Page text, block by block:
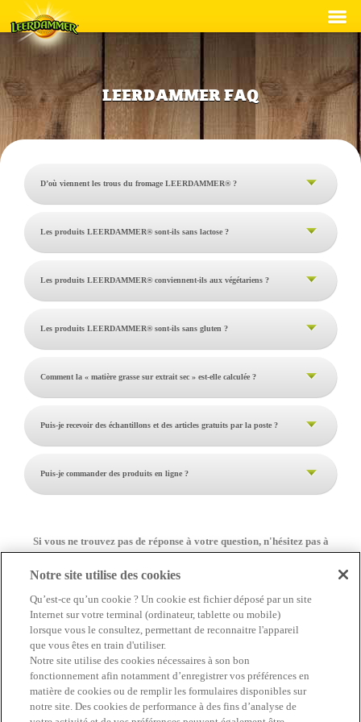
Produits
Développement durable
LEERDAMMER FAQ
D’où viennent les trous du fromage LEERDAMMER® ?
Les produits LEERDAMMER® sont-ils sans lactose ?
Les produits LEERDAMMER® conviennent-ils aux végétariens ?
Les produits LEERDAMMER® sont-ils sans gluten ?
Comment la « matière grasse sur extrait sec » est-elle calculée ?
Puis-je recevoir des échantillons et des articles gratuits par la poste ?
Puis-je commander des produits en ligne ?
Si vous ne trouvez pas de réponse à votre question, n'hésitez pas à
prendre contact avec notre service consommateur!
Notre site utilise des cookies
Qu’est-ce qu’un cookie ? Un cookie est fichier déposé par un site
Internet sur votre terminal (ordinateur, tablette ou mobile)
lorsque vous le consultez, permettant de reconnaitre l'appareil
que vous êtes en train d'utiliser.
Notre site utilise des cookies nécessaires à son bon
fonctionnement afin notamment d’enregistrer vos préférences en
matière de cookies ou de remplir les formulaires disponibles sur
notre site. Des cookies de performance à des fins d’analyse de